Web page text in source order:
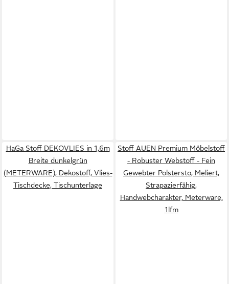
HaGa Stoff DEKOVLIES in 1,6m
Breite dunkelgrün
(METERWARE), Dekostoff, Vlies-
Tischdecke, Tischunterlage
Stoff AUEN Premium Möbelstoff
- Robuster Webstoff - Fein
Gewebter Polstersto, Meliert,
Strapazierfähig,
Handwebcharakter, Meterware,
1lfm